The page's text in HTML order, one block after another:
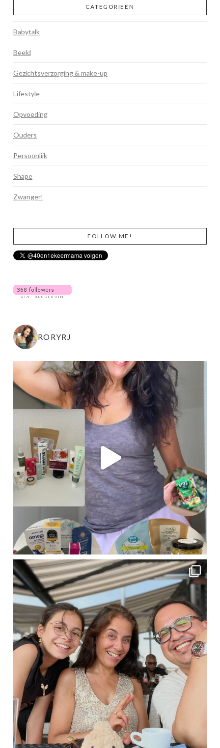
CATEGORIEËN
Babytalk
Beeld
Gezichtsverzorging & make-up
Lifestyle
Opvoeding
Ouders
Persoonlijk
Shape
Zwanger!
FOLLOW ME!
RORYRJ